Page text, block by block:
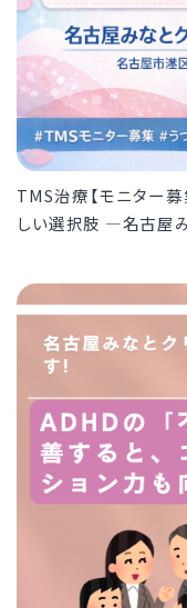
TMS治療【モニター
しい選択肢 ―名古屋